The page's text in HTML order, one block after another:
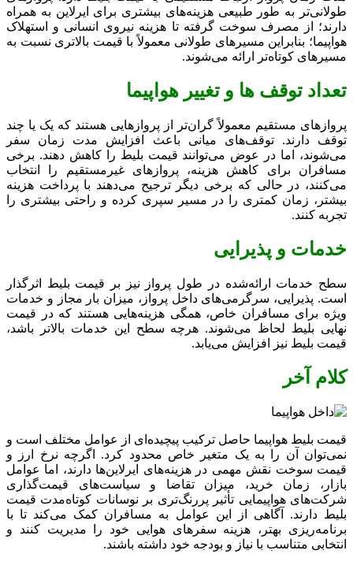
طولانی‌تر به ‌طور طبیعی هزینه‌های بیشتری برای ایرلاین به همراه
دارند؛ از مصرف سوخت گرفته تا هزینه نیروی انسانی و استهلاک
هواپیما؛ بنابراین مسیرهای طولانی معمولاً با قیمت بالاتری نسبت به
مسیرهای کوتاه‌تر ارائه می‌شوند.
تعداد توقف ‌ها و تغییر هواپیما
پروازهای مستقیم معمولاً گران‌تر از پروازهایی هستند که یک یا چند
توقف دارند. توقف‌های میانی باعث افزایش مدت زمان سفر
می‌شوند، اما در عوض می‌توانند قیمت بلیط را کاهش دهند. برخی
مسافران برای کاهش هزینه، پروازهای غیرمستقیم را انتخاب
می‌کنند، در حالی که برخی دیگر ترجیح می‌دهند با پرداخت هزینه
بیشتر، زمان کمتری را در مسیر سپری کرده و راحتی بیشتری را
تجربه کنند.
خدمات و پذیرایی
سطح خدمات ارائه‌شده در طول پرواز نیز بر قیمت بلیط اثرگذار
است. پذیرایی، سرگرمی‌های داخل پرواز، میزان بار مجاز و خدمات
ویژه برای مسافران خاص، همگی هزینه‌هایی هستند که در قیمت
نهایی بلیط لحاظ می‌شوند. هرچه سطح این خدمات بالاتر باشد،
قیمت بلیط نیز افزایش می‌یابد.
کلام آخر
قیمت بلیط هواپیما حاصل ترکیب پیچیده‌ای از عوامل مختلف است و
نمی‌توان آن را به یک متغیر خاص محدود کرد. اگرچه نرخ ارز و
قیمت سوخت نقش مهمی در هزینه‌های ایرلاین‌ها دارند، اما عوامل
بازار، زمان خرید، میزان تقاضا و سیاست‌های قیمت‌گذاری
شرکت‌های هواپیمایی تأثیر پررنگ‌تری بر نوسانات کوتاه‌مدت قیمت
بلیط دارند. آگاهی از این عوامل به مسافران کمک می‌کند تا با
برنامه‌ریزی بهتر، هزینه سفرهای هوایی خود را مدیریت کنند و
انتخابی متناسب با نیاز و بودجه خود داشته باشند.